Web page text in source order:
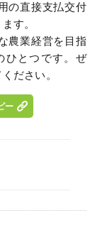
の直接支払交付
す。
農業経営を目指
ひとつです。ぜ
ださい。
ー